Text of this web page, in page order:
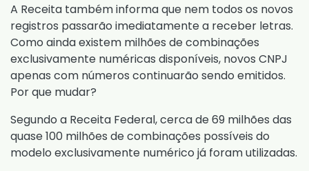
A Receita também informa que nem todos os novos
registros passarão imediatamente a receber letras.
Como ainda existem milhões de combinações
exclusivamente numéricas disponíveis, novos CNPJ
apenas com números continuarão sendo emitidos.
Por que mudar?
Segundo a Receita Federal, cerca de 69 milhões das
quase 100 milhões de combinações possíveis do
modelo exclusivamente numérico já foram utilizadas.